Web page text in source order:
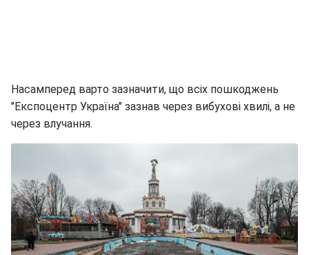
Насамперед варто зазначити, що всіх пошкоджень
"Експоцентр Україна" зазнав через вибухові хвилі, а не
через влучання.